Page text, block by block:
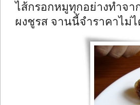
ไส้กรอกหมูทุกอย่างทำจ
ผงชูรส จานนี้จำราคาไม่ไ